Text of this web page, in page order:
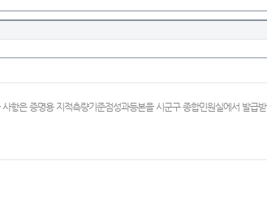
항은 증명용 지적측량기준점성과등본을 시군구 종합민원실에서 발급받